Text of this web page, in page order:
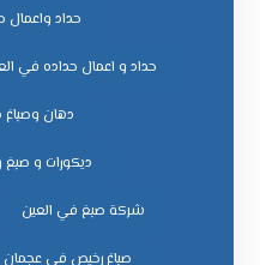
حداد
حداد و اعمال حداده في
دهان
ديكورات و
شركة صبغ في العين
صباغ رخيص في عجمان